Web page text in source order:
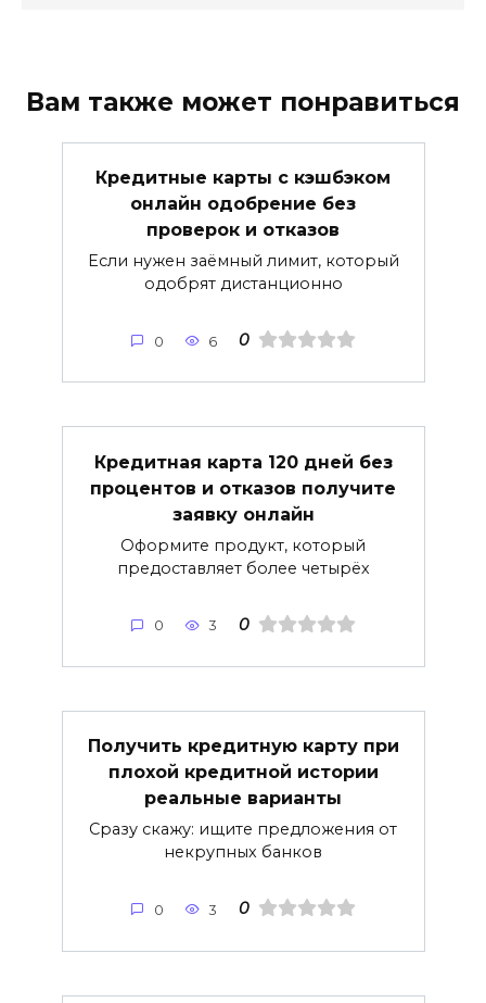
Вам также может понравиться
Кредитные карты с кэшбэком
онлайн одобрение без
проверок и отказов
Если нужен заёмный лимит, который
одобрят дистанционно
0 6 0
Кредитная карта 120 дней без
процентов и отказов получите
заявку онлайн
Оформите продукт, который
предоставляет более четырёх
0 3 0
Получить кредитную карту при
плохой кредитной истории
реальные варианты
Сразу скажу: ищите предложения от
некрупных банков
0 3 0